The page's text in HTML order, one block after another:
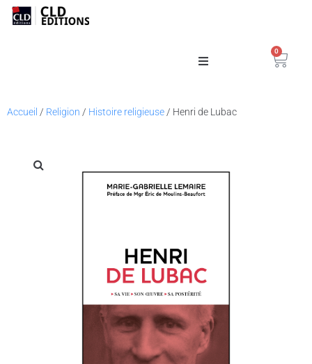
0
Accueil / Religion / Histoire religieuse / Henri de Lubac